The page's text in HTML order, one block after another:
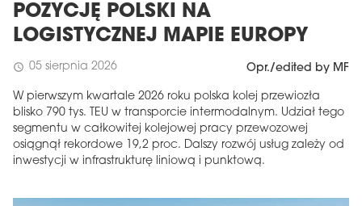
POZYCJĘ POLSKI NA
LOGISTYCZNEJ MAPIE EUROPY
schedule 05 sierpnia 2026 Opr./edited by MF
W pierwszym kwartale 2026 roku polska kolej przewiozła
blisko 790 tys. TEU w transporcie intermodalnym. Udział tego
segmentu w całkowitej kolejowej pracy przewozowej
osiągnął rekordowe 19,2 proc. Dalszy rozwój usług zależy od
inwestycji w infrastrukturę liniową i punktową.